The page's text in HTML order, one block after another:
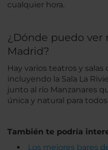
cualquier hora.
¿Dónde puedo ver
Madrid?
Hay varios teatros y
incluyendo la Sala La
junto al río Manzanares
única y natural para
También te podría
Los mejores bares